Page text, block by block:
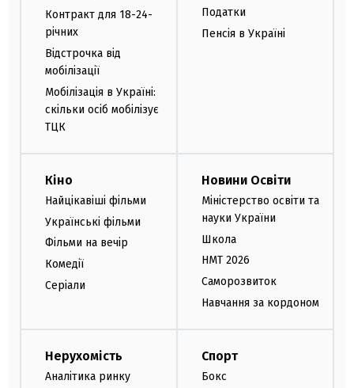
Контракт для 18-24-
річних
Відстрочка від
мобілізації
Мобілізація в Україні:
скільки осіб мобілізує
ТЦК
Податки
Пенсія в Україні
Кіно
Найцікавіші фільми
Українські фільми
Фільми на вечір
Комедії
Серіали
Новини Освіти
Міністерство освіти та
науки України
Школа
НМТ 2026
Саморозвиток
Навчання за кордоном
Нерухомість
Аналітика ринку
Спорт
Бокс